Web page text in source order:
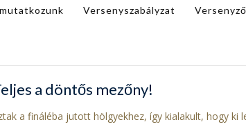
Versenyszabályzat
a döntős mezőny!
a fináléba jutott hölgyekhez, így kialakult, hogy ki